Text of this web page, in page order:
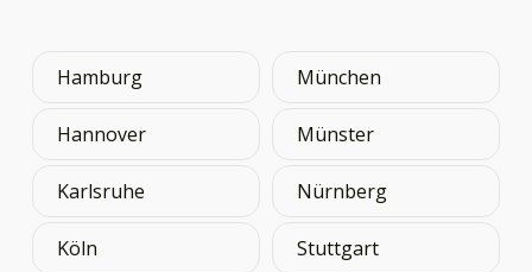
Hamburg
Hannover
Karlsruhe
Köln
München
Münster
Nürnberg
Stuttgart